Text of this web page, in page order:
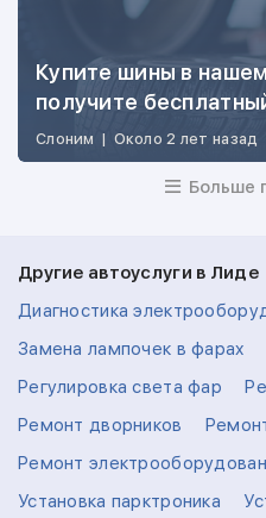
Купите шины в
получите
Слоним | Около 2 лет назад
Больше
Другие автоуслуги в Лиде
Диагностика
Замена лампочек в фарах
Регулировка света фар
Ремонт дворников
Ремонт
Установка парктроника